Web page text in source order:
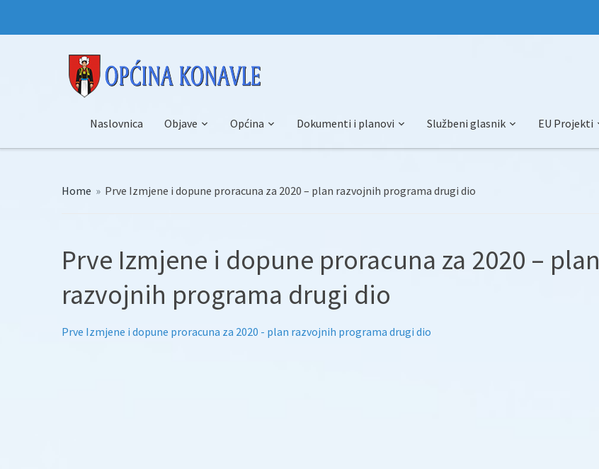
Naslovnica Objave Općina Dokumenti i planovi Službeni glasnik EU Projekti
Home » Prve Izmjene i dopune proracuna za 2020 – plan razvojnih programa drugi dio
Prve Izmjene i dopune proracuna za 2020 – plan
razvojnih programa drugi dio
Prve Izmjene i dopune proracuna za 2020 - plan razvojnih programa drugi dio